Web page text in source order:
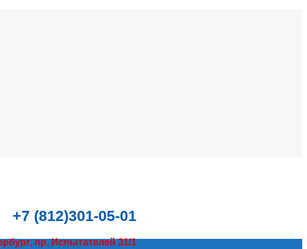
+7 (812)301-05-01
пр. Испытателей 31/1